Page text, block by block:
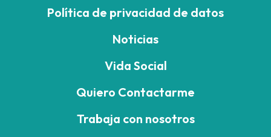
Política de privacidad de datos
Noticias
Vida Social
Quiero Contactarme
Trabaja con nosotros